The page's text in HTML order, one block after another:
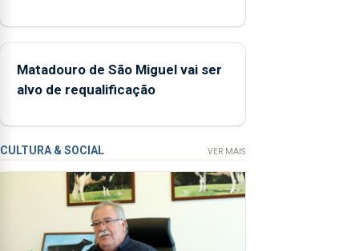
reforçar as
de ensino da
instituição
Matadouro de São Miguel vai ser
alvo de requalificação
CULTURA & SOCIAL VER MAIS